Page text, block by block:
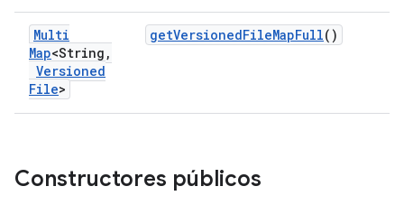
Multi
Map<String ,
Versioned
File>
getVersionedFileMapFull()
Constructores públicos